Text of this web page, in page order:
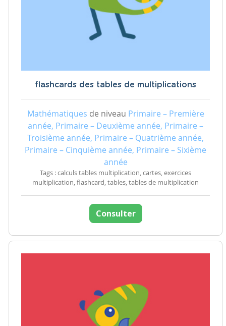
flashcards des tables de multiplications
Mathématiques de niveau Primaire – Première
année, Primaire – Deuxième année, Primaire –
Troisième année, Primaire – Quatrième année,
Primaire – Cinquième année, Primaire – Sixième
année
Tags : calculs tables multiplication, cartes, exercices
multiplication, flashcard, tables, tables de multiplication
Consulter